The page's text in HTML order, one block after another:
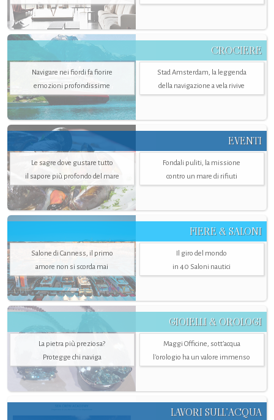
CROCIERE
Navigare nei fiordi fa fiorire
emozioni profondissime
Stad Amsterdam, la leggenda
della navigazione a vela rivive
EVENTI
Le sagre dove gustare tutto
il sapore più profondo del mare
Fondali puliti, la missione
contro un mare di rifiuti
FIERE & SALONI
Salone di Canness, il primo
amore non si scorda mai
Il giro del mondo
in 40 Saloni nautici
GIOIELLI & OROLOGI
La pietra più preziosa?
Protegge chi naviga
Maggi Officine, sott’acqua
l'orologio ha un valore immenso
LAVORI SULL’ACQUA